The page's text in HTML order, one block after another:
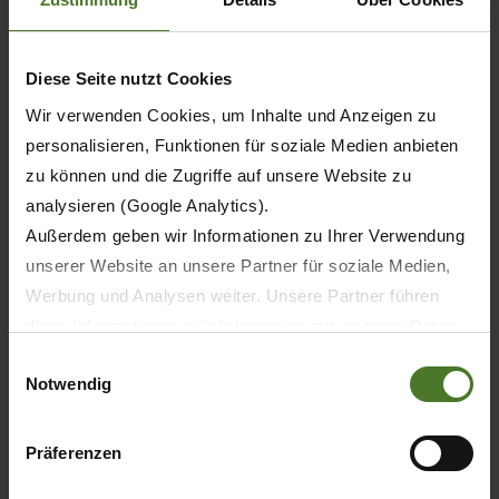
Diese Seite nutzt Cookies
Wir verwenden Cookies, um Inhalte und Anzeigen zu
personalisieren, Funktionen für soziale Medien anbieten
zu können und die Zugriffe auf unsere Website zu
analysieren (Google Analytics).
Außerdem geben wir Informationen zu Ihrer Verwendung
unserer Website an unsere Partner für soziale Medien,
Werbung und Analysen weiter. Unsere Partner führen
sie im Rahmen Ihrer Nutzung der Dienste gesammelt
Wir setzen im Rahmen des Trackings auch Dienstleister
in Drittländern außerhalb der EU mit abweichenden
Notwendig
Präferenzen
89 / 120
111 / 150
Forager-filled forage wagons
with a transport volume of 46